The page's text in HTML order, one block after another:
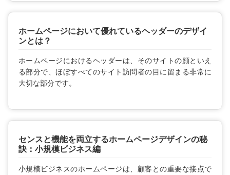
ホームページにおいて優れているヘッダーのデザイ
ンとは？
ホームページにおけるヘッダーは、そのサイトの顔といえ
る部分で、ほぼすべてのサイト訪問者の目に留まる非常に
大切な部分です。
センスと機能を両立するホームページデザインの秘
訣：小規模ビジネス編
小規模ビジネスのホームページは、顧客との重要な接点で